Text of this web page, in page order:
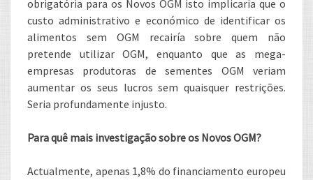
obrigatória para os Novos OGM isto implicaria que o
custo administrativo e económico de identificar os
alimentos sem OGM recairía sobre quem não
pretende utilizar OGM, enquanto que as mega-
empresas produtoras de sementes OGM veriam
aumentar os seus lucros sem quaisquer restrições.
Seria profundamente injusto.
Para quê mais investigação sobre os Novos OGM?
Actualmente, apenas 1,8% do financiamento europeu